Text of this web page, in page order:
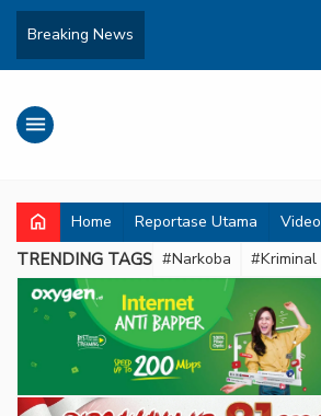
Breaking News
menu
home Home Reportase Utama Video
TRENDING TAGS #Narkoba #Kriminal